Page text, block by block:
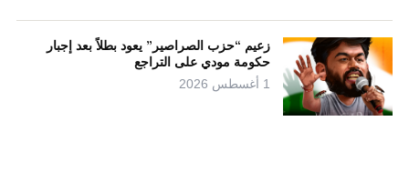
زعيم “حزب الصراصير” يعود بطلاً بعد إجبار
حكومة مودي على التراجع
1 أغسطس 2026